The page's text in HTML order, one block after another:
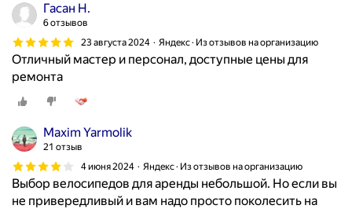
Гасан Н.
6 отзывов
23 августа 2024
Яндекс · Из отзывов на организацию
Отличный мастер и персонал, доступные цены для
ремонта
Maxim Yarmolik
21 отзыв
4 июня 2024
Яндекс · Из отзывов на организацию
Выбор велосипедов для аренды небольшой. Но если вы
не привередливый и вам надо просто поколесить на